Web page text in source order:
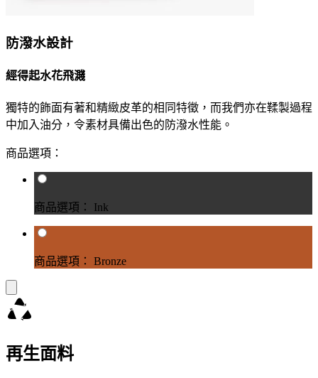
防潑水設計
經得起水花飛濺
獨特的飾面有著和精緻皮革的相同特徵，而我們亦在鞣製過程
中加入油分，令素材具備出色的防潑水性能。
商品選項：
商品選項： Ink
商品選項： Bronze
再生面料